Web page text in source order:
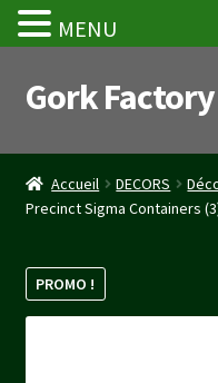
Aller
à
navigation
Aller
au
Gork Factory
Accueil
CGV
Mon compte
Accueil DECORS
Precinct Sigma Containers
PROMO !
MENU